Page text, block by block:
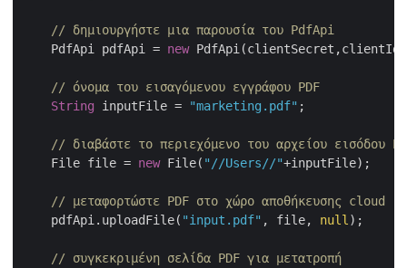
// δημιουργήστε μια παρουσία του PdfApi
    PdfApi pdfApi =
new
// όνομα του εισαγόμενου εγγράφου PDF
String inputFile = "marketing.pdf" ;
// διαβάστε το περιεχόμενο του αρχείου εισόδου
    File file =
new File( "//Users//"+inputFile);
// μεταφορτώστε PDF στο χώρο αποθήκευσης cloud
    pdfApi.uploadFile(
"input.pdf" , file, null );
// συγκεκριμένη σελίδα PDF για μετατροπή